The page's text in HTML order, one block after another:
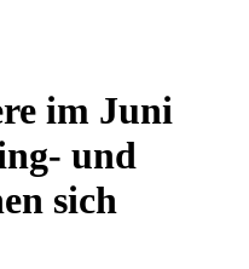
im Juni
und
sich